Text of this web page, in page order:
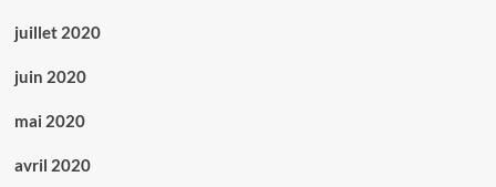
juillet 2020
juin 2020
mai 2020
avril 2020